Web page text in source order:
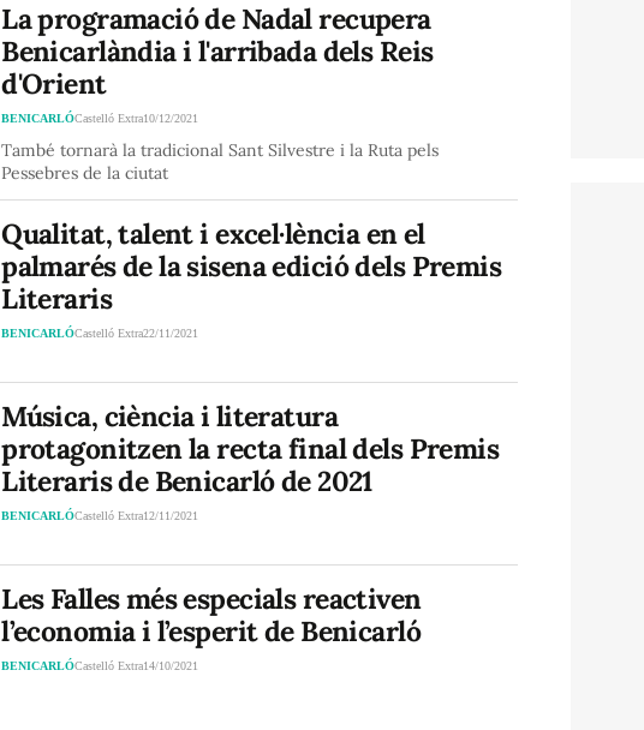
La programació de Nadal recupera
Benicarlàndia i l'arribada dels Reis
d'Orient
BENICARLÓCastelló Extra10/12/2021
També tornarà la tradicional Sant Silvestre i la Ruta pels
Pessebres de la ciutat
Qualitat, talent i excel·lència en el
palmarés de la sisena edició dels Premis
Literaris
BENICARLÓCastelló Extra22/11/2021
Música, ciència i literatura
protagonitzen la recta final dels Premis
Literaris de Benicarló de 2021
BENICARLÓCastelló Extra12/11/2021
Les Falles més especials reactiven
l’economia i l’esperit de Benicarló
BENICARLÓCastelló Extra14/10/2021